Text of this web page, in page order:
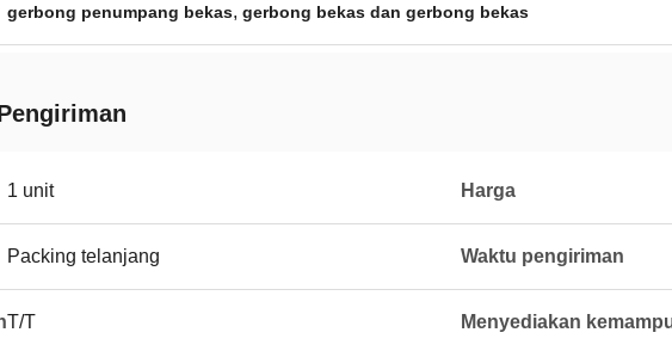
gerbong penumpang bekas, gerbong bekas dan gerbong bekas
1 unit Harga
Packing telanjang Waktu pengiriman
T/T Menyediakan